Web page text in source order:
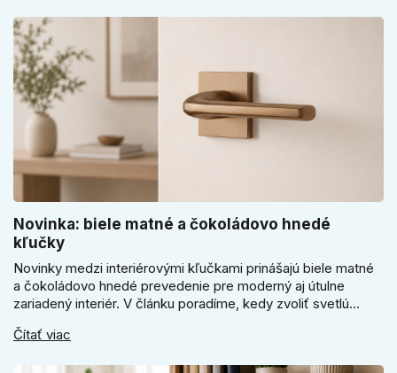
Novinka: biele matné a čokoládovo hnedé
kľučky
Novinky medzi interiérovými kľučkami prinášajú biele matné
a čokoládovo hnedé prevedenie pre moderný aj útulne
zariadený interiér. V článku poradíme, kedy zvoliť svetlú
ako vyberať medzi okrúhlym a štvorcovým štítom. Nové
Čítať viac